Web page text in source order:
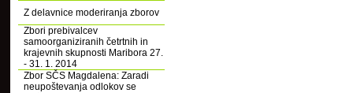
Z delavnice moderiranja zborov
Zbori prebivalcev
samoorganiziranih četrtnih in
krajevnih skupnosti Maribora 27.
- 31. 1. 2014
Zbor SČS Magdalena: Zaradi
neupoštevanja odlokov se